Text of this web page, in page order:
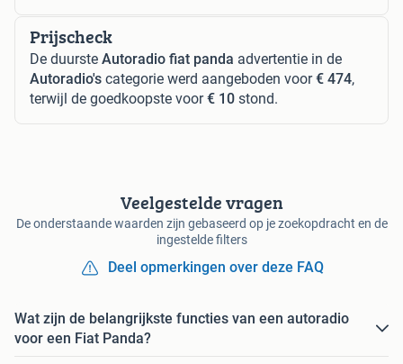
Prijscheck
De duurste Autoradio fiat panda advertentie in de
Autoradio's categorie werd aangeboden voor€ 474,
terwijl de goedkoopste voor€ 10 stond.
Veelgestelde vragen
De onderstaande waarden zijn gebaseerd op je zoekopdracht en de
ingestelde filters
Deel opmerkingen over deze FAQ
Wat zijn de belangrijkste functies van een autoradio
voor een Fiat Panda?